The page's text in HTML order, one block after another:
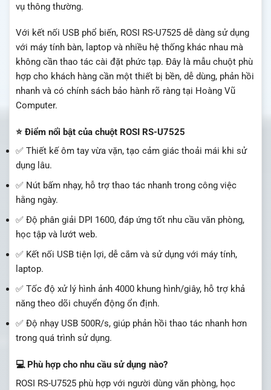
vụ thông thường.
Với kết nối USB phổ biến, ROSI RS-U7525 dễ dàng sử dụng
với máy tính bàn, laptop và nhiều hệ thống khác nhau mà
không cần thao tác cài đặt phức tạp. Đây là mẫu chuột phù
hợp cho khách hàng cần một thiết bị bền, dễ dùng, phản hồi
nhanh và có chính sách bảo hành rõ ràng tại Hoàng Vũ
Computer.
⭐ Điểm nổi bật của chuột ROSI RS-U7525
✅ Thiết kế ôm tay vừa vặn, tạo cảm giác thoải mái khi sử
dụng lâu.
✅ Nút bấm nhạy, hỗ trợ thao tác nhanh trong công việc
hằng ngày.
✅ Độ phân giải DPI 1600, đáp ứng tốt nhu cầu văn phòng,
học tập và lướt web.
✅ Kết nối USB tiện lợi, dễ cắm và sử dụng với máy tính,
laptop.
✅ Tốc độ xử lý hình ảnh 4000 khung hình/giây, hỗ trợ khả
năng theo dõi chuyển động ổn định.
✅ Độ nhạy USB 500R/s, giúp phản hồi thao tác nhanh hơn
trong quá trình sử dụng.
💻 Phù hợp cho nhu cầu sử dụng nào?
ROSI RS-U7525 phù hợp với người dùng văn phòng, học